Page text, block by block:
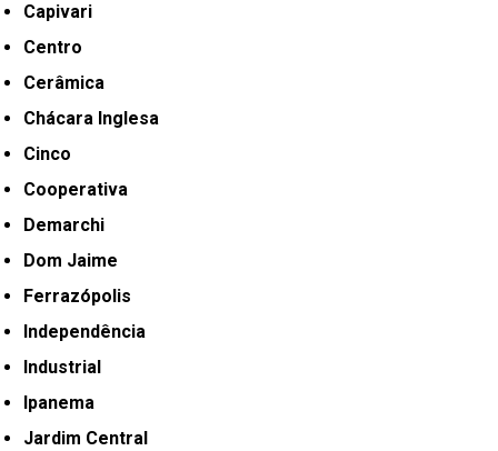
Capivari
Centro
Cerâmica
Chácara Inglesa
Cinco
Cooperativa
Demarchi
Dom Jaime
Ferrazópolis
Independência
Industrial
Ipanema
Jardim Central